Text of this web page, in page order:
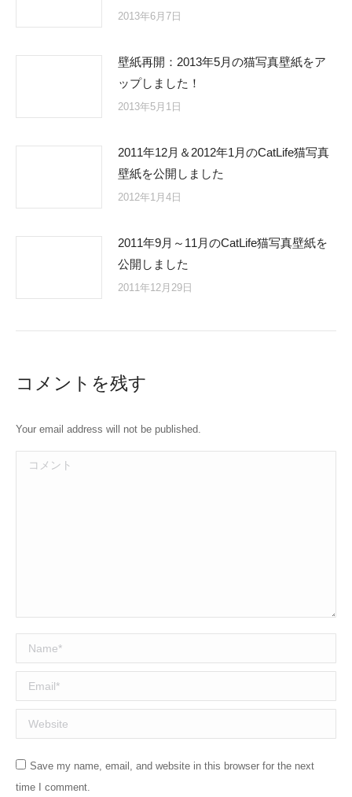
2013年6月7日
壁紙再開：2013年5月の猫写真壁紙をア
ップしました！
2013年5月1日
2011年12月＆2012年1月のCatLife猫写真
壁紙を公開しました
2012年1月4日
2011年9月～11月のCatLife猫写真壁紙を
公開しました
2011年12月29日
コメントを残す
Your email address will not be published.
コメント
Name *
Email *
Website
Save my name, email, and website in this browser for the next
time I comment.